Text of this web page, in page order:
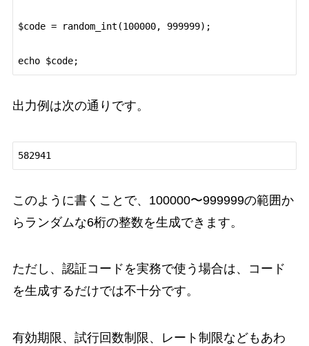
$code = random_int(100000, 999999);
出力例は次の通りです。
このように書くことで、100000〜999999の範囲か
らランダムな6桁の整数を生成できます。
ただし、認証コードを実務で使う場合は、コード
を生成するだけでは不十分です。
有効期限、試行回数制限、レート制限などもあわ